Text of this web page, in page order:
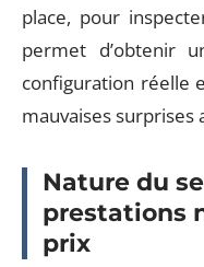
place, pour
permet d’obtenir
configuration réelle
mauvaises surprises
Nature du
prestations
prix